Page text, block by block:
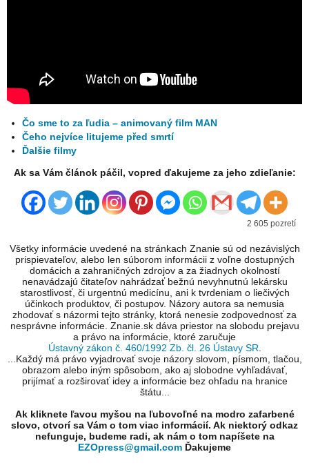
Čo sme to za ľudia – animovaný film MAN
Čeho nejvíce litujeme před smrtí
Ďalšie filmy
Ak sa Vám článok páčil, vopred ďakujeme za jeho zdieľanie:
2 605 pozretí
Všetky informácie uvedené na stránkach Znanie sú od nezávislých
prispievateľov, alebo len súborom informácii z voľne dostupných
domácich a zahraničných zdrojov a za žiadnych okolností
nenavádzajú čitateľov nahrádzať bežnú nevyhnutnú lekársku
starostlivosť, či urgentnú medicínu, ani k tvrdeniam o liečivých
účinkoch produktov, či postupov. Názory autora sa nemusia
zhodovať s názormi tejto stránky, ktorá nenesie zodpovednosť za
nesprávne informácie. Znanie.sk dáva priestor na slobodu prejavu
a právo na informácie, ktoré zaručuje
Ústavný zákon č. 460/1992 Zb. čl. 26 Ústavy SR
...Každý má právo vyjadrovať svoje názory slovom, písmom, tlačou,
obrazom alebo iným spôsobom, ako aj slobodne vyhľadávať,
prijímať a rozširovať idey a informácie bez ohľadu na hranice
štátu...
Ak kliknete ľavou myšou na ľubovoľné na modro zafarbené
slovo, otvorí sa Vám o tom viac informácií. Ak niektorý odkaz
nefunguje, budeme radi, ak nám o tom napíšete na
EZOpress@gmail.com Ďakujeme